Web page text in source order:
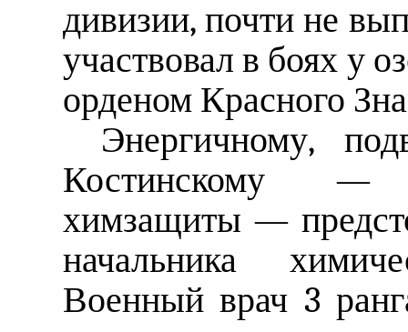
дивизии, почти не
участвовал в боях у
орденом Красного
Энергичному,
Костинскому —
химзащиты —
начальника
Военный врач 3